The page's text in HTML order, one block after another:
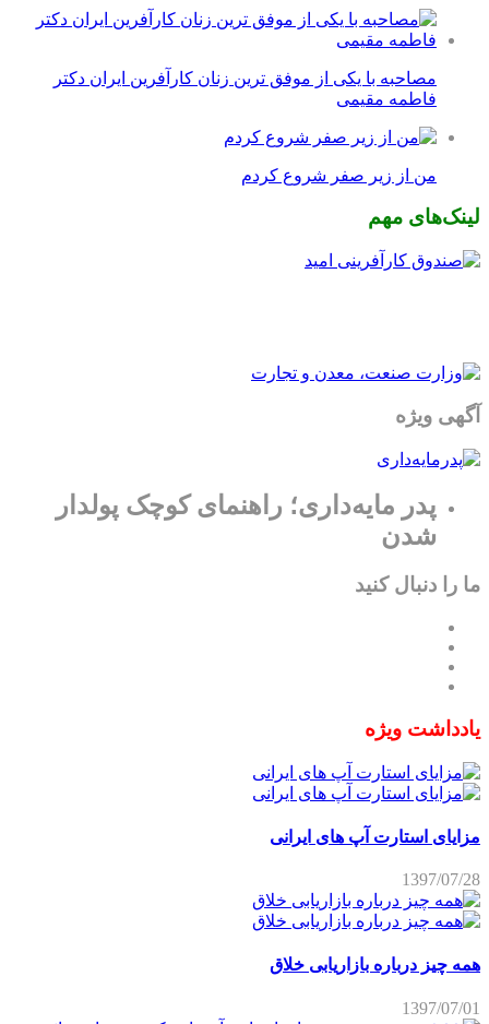
مصاحبه با یکی از موفق ترین زنان کارآفرین ایران دکتر
فاطمه مقیمی
من از زیر صفر شروع کردم
لینک‌های مهم
آگهی ویژه
پدر مایه‌داری؛ راهنمای کوچک پولدار
شدن
ما را دنبال کنید
یادداشت ویژه
مزایای استارت آپ های ایرانی
1397/07/28
همه چیز درباره بازاریابی خلاق
1397/07/01